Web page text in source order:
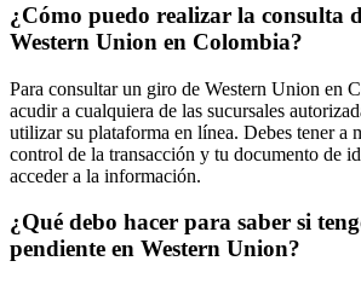
¿Cómo puedo realizar la consulta
Western Union en Colombia?
Para consultar un giro de Western Union en
acudir a cualquiera de las sucursales
utilizar su plataforma en línea. Debes tener a
control de la transacción y tu documento de
acceder a la información.
¿Qué debo hacer para saber si
pendiente en Western Union?